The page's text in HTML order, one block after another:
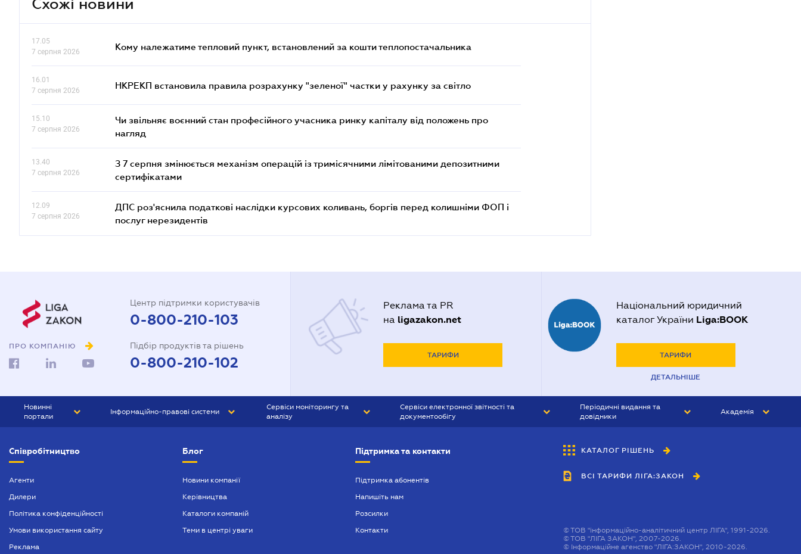
17.05
7 серпня 2026
Кому належатиме тепловий пункт, встановлений за кошти теплопостачальника
16.01
7 серпня 2026
НКРЕКП встановила правила розрахунку "зеленої" частки у рахунку за світло
15.10
7 серпня 2026
Чи звільняє воєнний стан професійного учасника ринку капіталу від положень про
нагляд
13.40
7 серпня 2026
З 7 серпня змінюється механізм операцій із тримісячними лімітованими депозитними
сертифікатами
12.09
7 серпня 2026
ДПС роз'яснила податкові наслідки курсових коливань, боргів перед колишніми ФОП і
послуг нерезидентів
ПРО КОМПАНІЮ
Центр підтримки користувачів
0-800-210-103
Підбір продуктів та рішень
0-800-210-102
Реклама та PR
на ligazakon.net
ТАРИФИ
Національний юридичний
каталог України Liga:BOOK
ТАРИФИ
ДЕТАЛЬНІШЕ
Новинні
портали
БІЗНЕС
Інформаційно-правові системи
БУХГАЛТЕР ПРОФ
Сервіси моніторингу та
аналізу
Сервіси електронної звітності та
документообігу
Періодичні видання та
довідники
БУХГАЛТЕР&ЗАКОН
ВІСНИК МСФЗ
Академія
Співробітництво
Агенти
Дилери
Політика конфіденційності
Умови використання сайту
Реклама
Блог
Новини компанії
Керівництва
Каталоги компаній
Теми в центрі уваги
Підтримка та контакти
Підтримка абонентів
Напишіть нам
Розсилки
Контакти
КАТАЛОГ РІШЕНЬ
ВСІ ТАРИФИ ЛІГА:ЗАКОН
©ТОВ "інформаційно-аналітичний центр ЛІГА", 1991-2026.
©ТОВ "ЛІГА ЗАКОН", 2007-2026.
© Інформаційне агенство "ЛІГА:ЗАКОН", 2010-2026.